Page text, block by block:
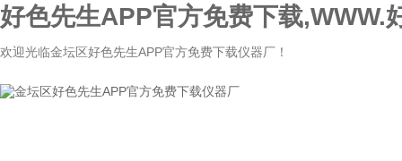
好色先生APP官方免费下载,WWW.
欢迎光临金坛区好色先生APP官方免费下载仪器厂！